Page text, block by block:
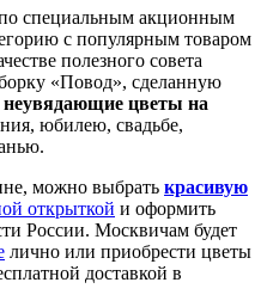
специальным акционным
с популярным товаром
полезного совета
«Повод», сделанную
неувядающие цветы на
юбилею, свадьбе,
можно выбрать красивую
открыткой и оформить
России. Москвичам будет
лично или приобрести цветы
доставкой в